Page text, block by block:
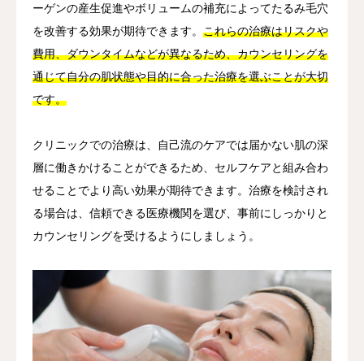
ーゲンの産生促進やボリュームの補充によってたるみ毛穴
を改善する効果が期待できます。 これらの治療はリスクや
費用、ダウンタイムなどが異なるため、カウンセリングを
通じて自分の肌状態や目的に合った治療を選ぶことが大切
です。
クリニックでの治療は、自己流のケアでは届かない肌の深
層に働きかけることができるため、セルフケアと組み合わ
せることでより高い効果が期待できます。治療を検討され
る場合は、信頼できる医療機関を選び、事前にしっかりと
カウンセリングを受けるようにしましょう。